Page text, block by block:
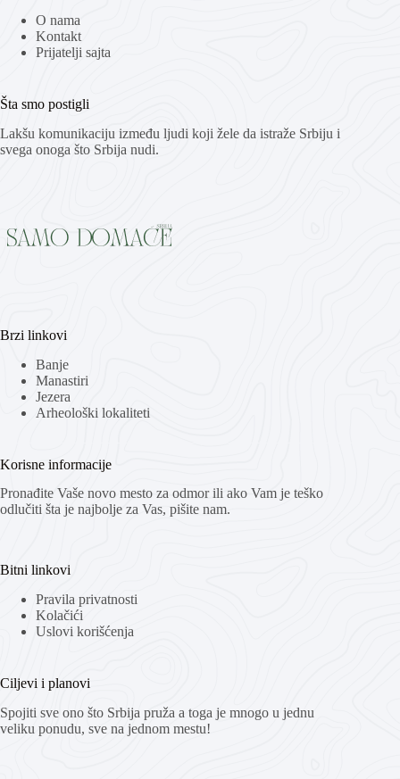
O nama
Kontakt
Prijatelji sajta
Šta smo postigli
Lakšu komunikaciju između ljudi koji žele da istraže Srbiju i
svega onoga što Srbija nudi.
Brzi linkovi
Banje
Manastiri
Jezera
Arheološki lokaliteti
Korisne informacije
Pronađite Vaše novo mesto za odmor ili ako Vam je teško
odlučiti šta je najbolje za Vas, pišite nam.
Bitni linkovi
Pravila privatnosti
Kolačići
Uslovi korišćenja
Ciljevi i planovi
Spojiti sve ono što Srbija pruža a toga je mnogo u jednu
veliku ponudu, sve na jednom mestu!